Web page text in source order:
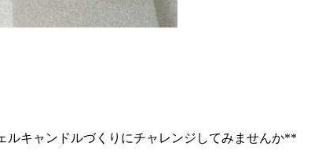
キャンドルづくりにチャレンジしてみませんか**